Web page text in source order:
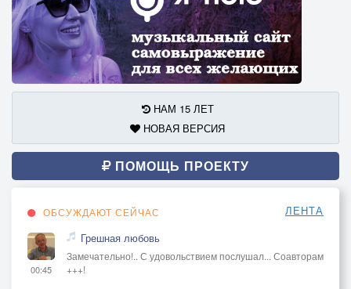
НАМ 15 ЛЕТ
НОВАЯ ВЕРСИЯ
ПОМОЩЬ ПРОЕКТУ
ОБСУЖДАЮТ СЕЙЧАС ЛЕНТА
00:45
Грешная любовь
Замечательно!.. С удовольствием послушал... Соавторам
+++!